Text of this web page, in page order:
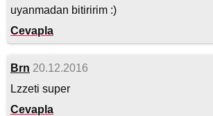
uyanmadan bitiririm :)
Cevapla
Brn 20.12.2016
Lzzeti super
Cevapla